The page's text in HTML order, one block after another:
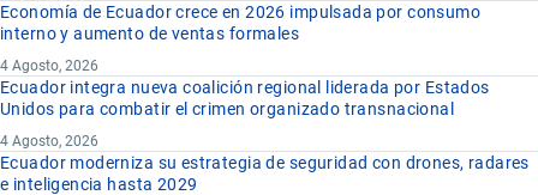
Economía de Ecuador crece en 2026 impulsada por consumo
interno y aumento de ventas formales
4 Agosto, 2026
Ecuador integra nueva coalición regional liderada por Estados
Unidos para combatir el crimen organizado transnacional
4 Agosto, 2026
Ecuador moderniza su estrategia de seguridad con drones, radares
e inteligencia hasta 2029